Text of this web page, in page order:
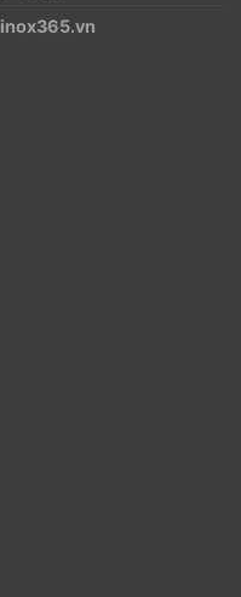
inox365.vn